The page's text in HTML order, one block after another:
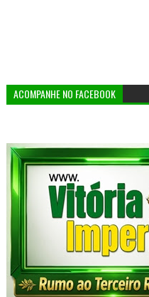
ACOMPANHE NO FACEBOOK